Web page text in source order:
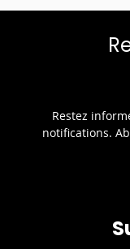
Restez
notifications.